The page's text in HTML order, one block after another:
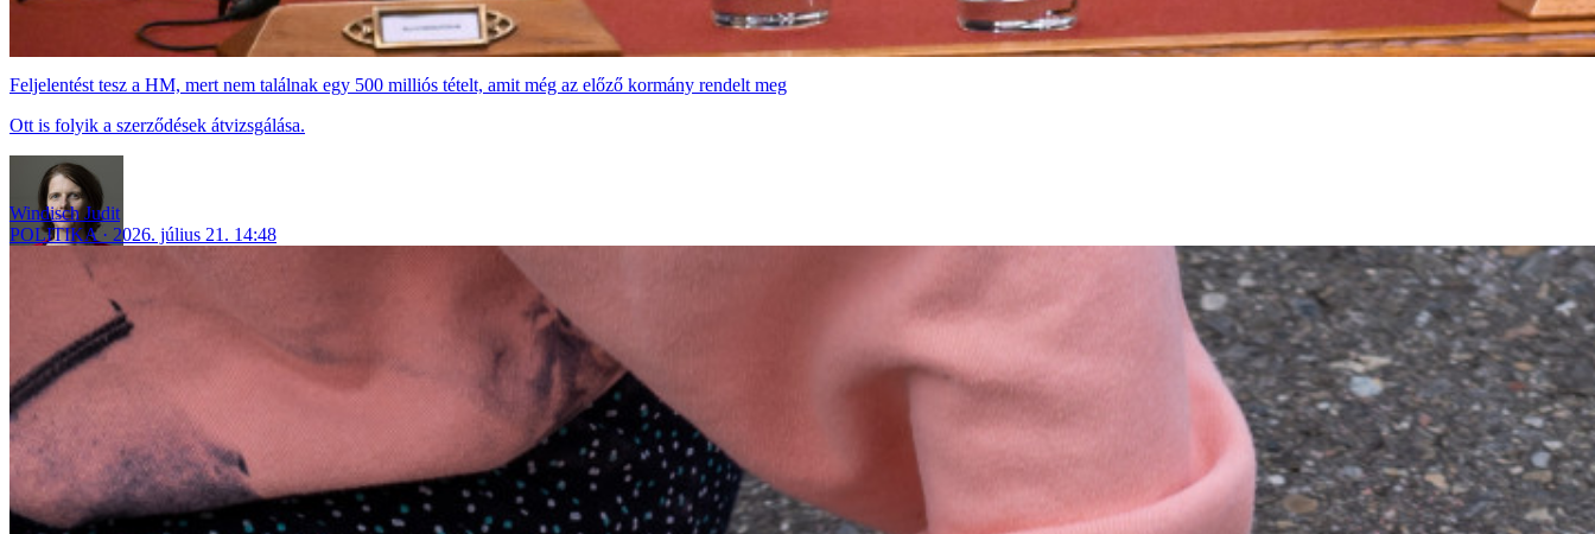
Feljelentést tesz a HM, mert nem találnak egy 500 milliós tételt, amit még az előző kormány rendelt meg
Ott is folyik a szerződések átvizsgálása.
Windisch Judit
POLITIKA
2026. július 21. 14:48